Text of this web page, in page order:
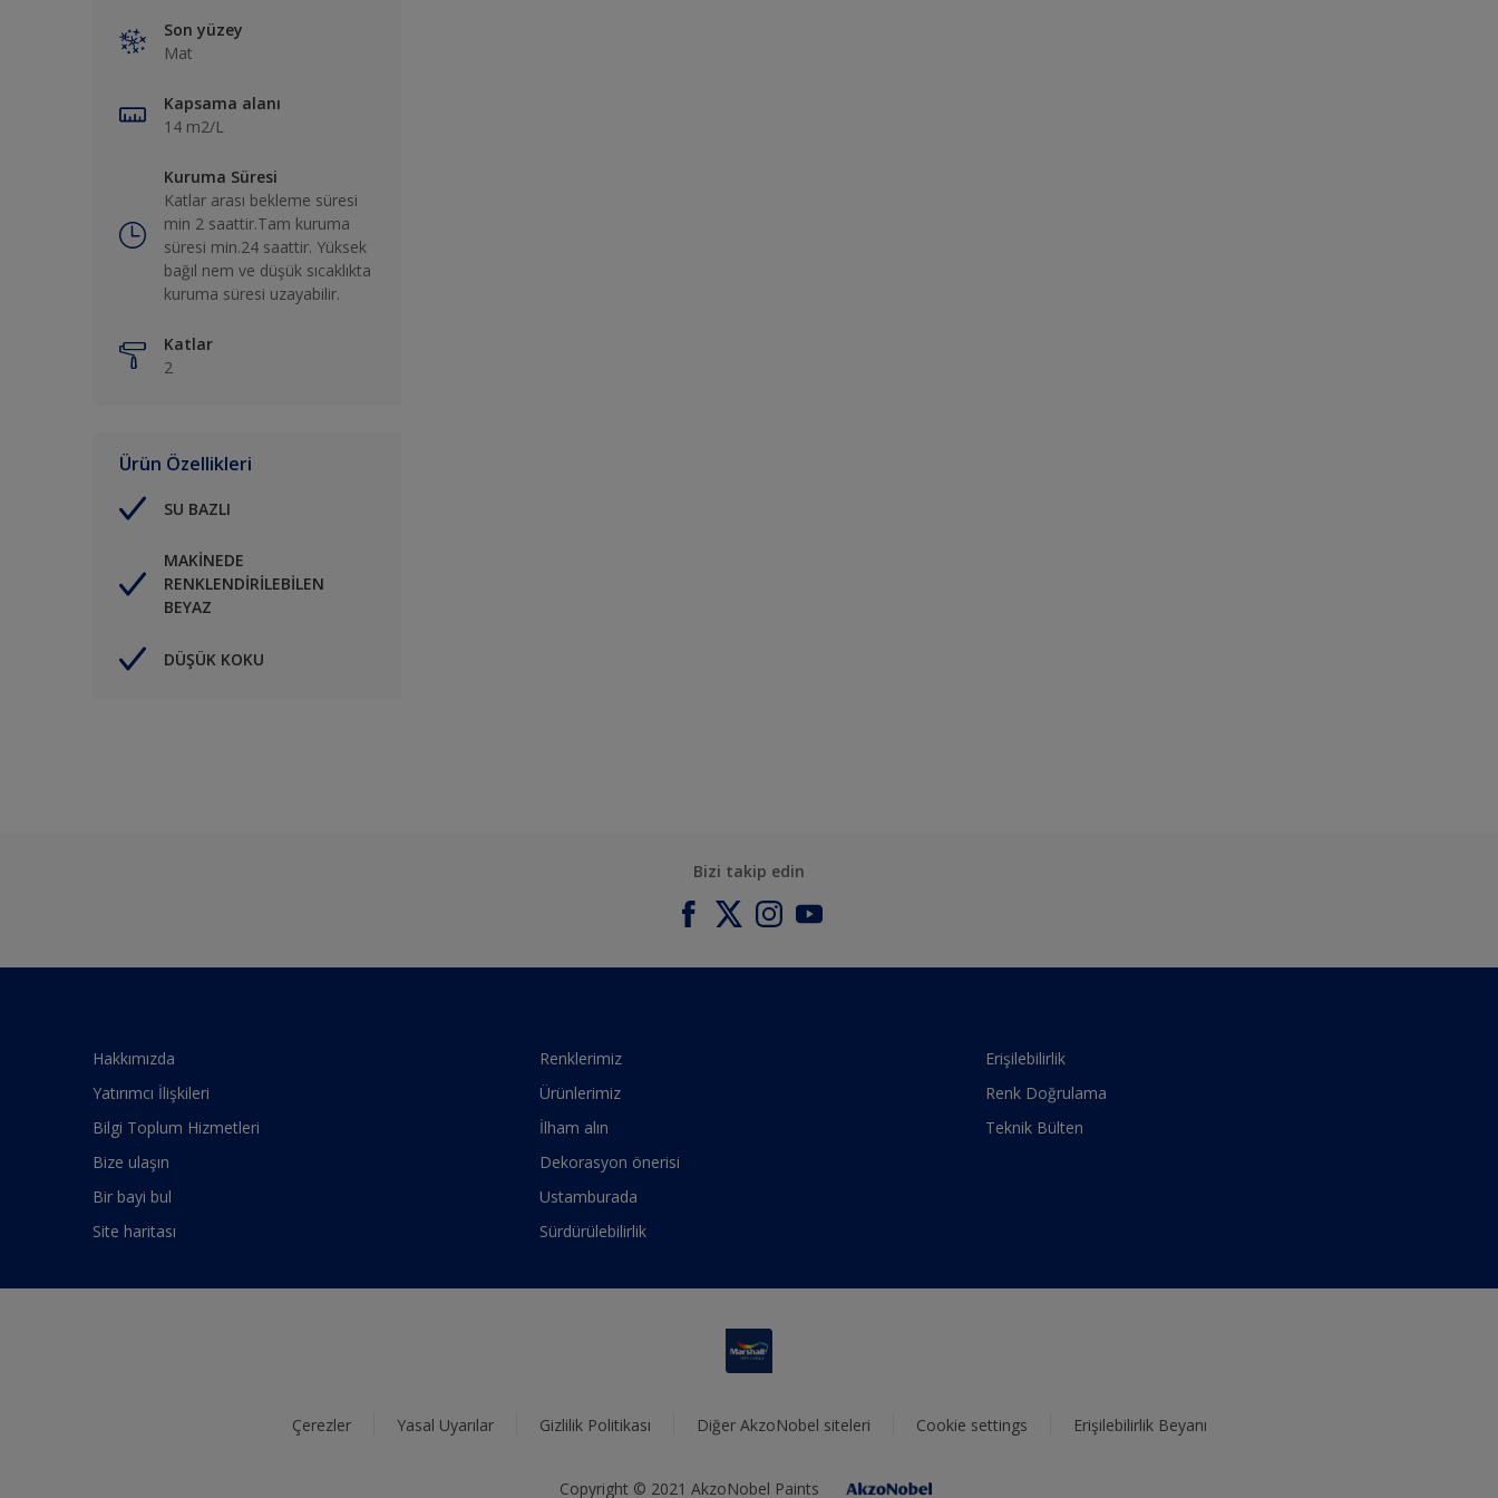
Son yüzey
Mat
Kapsama alanı
14 m2/L
Kuruma Süresi
Katlar arası bekleme süresi
min 2 saattir.Tam kuruma
süresi min.24 saattir. Yüksek
bağıl nem ve düşük sıcaklıkta
kuruma süresi uzayabilir.
Katlar
2
Ürün Özellikleri
SU BAZLI
MAKİNEDE
RENKLENDİRİLEBİLEN
BEYAZ
DÜŞÜK KOKU
Bizi takip edin
Hakkımızda
Yatırımcı İlişkileri
Bilgi Toplum Hizmetleri
Bize ulaşın
Bir bayi bul
Site haritası
Renklerimiz
Ürünlerimiz
İlham alın
Dekorasyon önerisi
Ustamburada
Sürdürülebilirlik
Erişilebilirlik
Renk Doğrulama
Teknik Bülten
Çerezler Yasal Uyarılar Gizlilik Politikası Diğer AkzoNobel siteleri Cookie settings Erişilebilirlik Beyanı
Copyright © 2021 AkzoNobel Paints